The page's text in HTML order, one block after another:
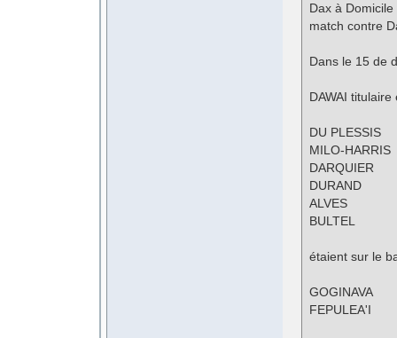
Dax à
match contre
Dans le 15 de
DAWAI
DU PLESSIS
MILO-HARRIS
DARQUIER
DURAND
ALVES
BULTEL
étaient sur le
GOGINAVA
FEPULEA'I